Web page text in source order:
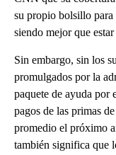
su propio bolsillo para
siendo mejor que
Sin embargo, sin los
promulgados por la
paquete de ayuda por
pagos de las primas
promedio el próximo
también significa que